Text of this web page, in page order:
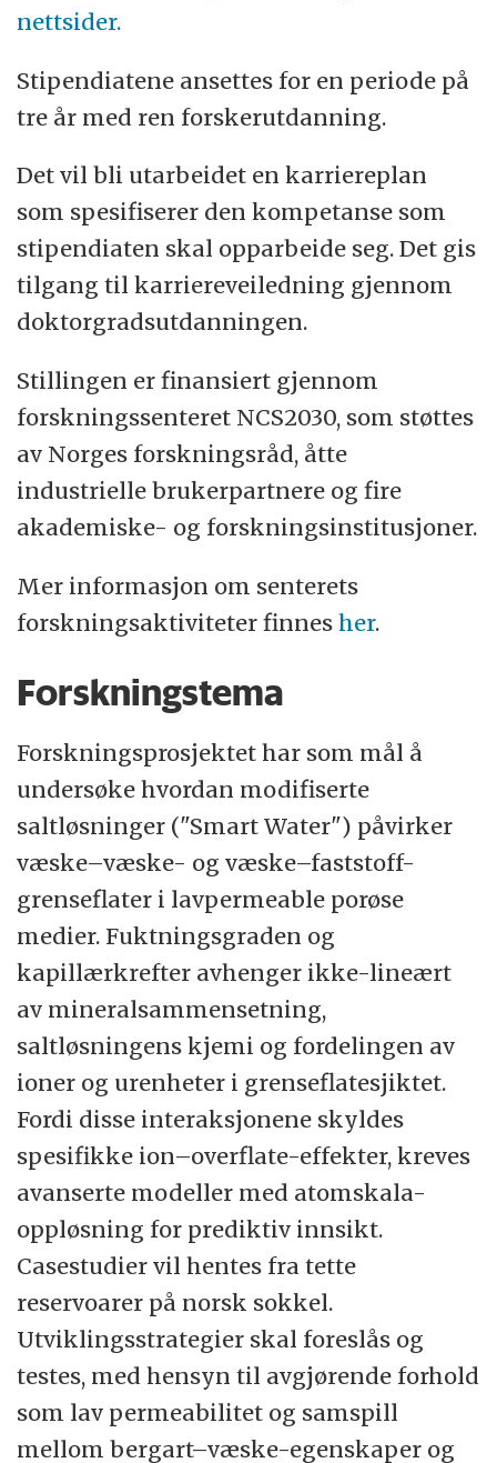
vi løfte blikket, og våge å tenke stort og
nytt – vi vil utfordre det velkjente og
utforske det ukjente.
Det teknisk-naturvitenskapelige
fakultet tilbyr teknisk-naturvitenskapelige
utdanninger på bachelor-, master- og
doktorgradsnivå. I nært samarbeid
med NORCE og industrien i regionen har
fakultetet etablert samarbeid om forskning.
En rekke master- og doktorgradsoppgaver
blir laget i samarbeid med industrien.
Fakultetet har etablert
forskningssamarbeid med universitet i USA
og Europa, og har utviklet flere fagmiljø
som er internasjonalt
studenter og ca 500 ansatte fordelt på
data- og elektroteknikk, Institutt
for maskin, bygg og materialteknologi,
Institutt for matematikk og fysikk, Institutt
for kjemi, biovitenskap og miljøteknologi,
Institutt for energi- og
petroleumsteknologi, Institutt for
energiressurser og Institutt for sikkerhet,
økonomi og planlegging.
Institutt for matematikk og fysikk er en del
av Det teknisk-naturvitenskapelige fakultet,
og tilbyr studier i matematikk og fysikk,
femårig mastergrad og doktorgrad.
Instituttet har stor spennvidde og dekker
fagområdene matematikk, statistikk og
fysikk. Instituttet har ansvar for all
grunnleggende undervisning i matematikk,
statistikk og fysikk ved fakultetet. Det er i
dag 50 ansatte (inklusiv stipendiater og
postdoktorer) og 100 studenter er
nettsider.
Stipendiatene ansettes for en periode på
tre år med ren forskerutdanning.
Det vil bli utarbeidet en karriereplan
som spesifiserer den kompetanse som
stipendiaten skal opparbeide seg. Det gis
tilgang til karriereveiledning gjennom
doktorgradsutdanningen.
Stillingen er finansiert gjennom
forskningssenteret NCS2030, som støttes
av Norges forskningsråd, åtte
industrielle brukerpartnere og fire
akademiske- og forskningsinstitusjoner.
Mer informasjon om senterets
forskningsaktiviteter finnesher.
Forskningstema
Forskningsprosjektet har som mål å
undersøke hvordan modifiserte
saltløsninger ("Smart Water") påvirker
væske–væske- og væske–faststoff-
grenseflater i lavpermeable porøse
medier. Fuktningsgraden og
kapillærkrefter avhenger ikke-lineært
av mineralsammensetning,
saltløsningens kjemi og fordelingen av
ioner og urenheter i grenseflatesjiktet.
Fordi disse interaksjonene skyldes
spesifikke ion–overflate-effekter, kreves
avanserte modeller med atomskala-
oppløsning for prediktiv innsikt.
Casestudier vil hentes fra tette
reservoarer på norsk sokkel.
Utviklingsstrategier skal foreslås og
testes, med hensyn til avgjørende forhold
som lav permeabilitet og samspill
mellom bergart–væske-egenskaper og